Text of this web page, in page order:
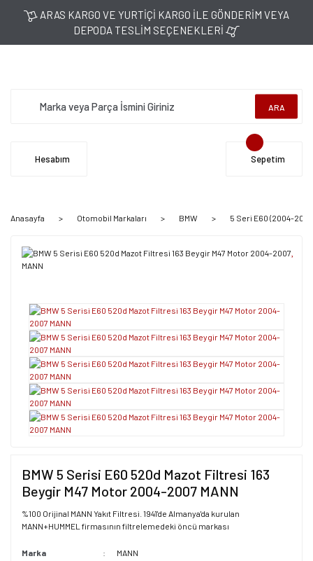
ARAS KARGO VE YURTİÇİ KARGO İLE GÖNDERİM VEYA
DEPODA TESLİM SEÇENEKLERİ
ARA
Hesabım Sepetim
Anasayfa Otomobil Markaları BMW 5 Seri E60 (2004-2011)
BMW 5 Serisi E60 520d Mazot Filtresi 163
Beygir M47 Motor 2004-2007 MANN
%100 Orijinal MANN Yakıt Filtresi. 1941'de Almanya'da kurulan
MANN+HUMMEL firmasının filtrelemedeki öncü markası
Marka
MANN